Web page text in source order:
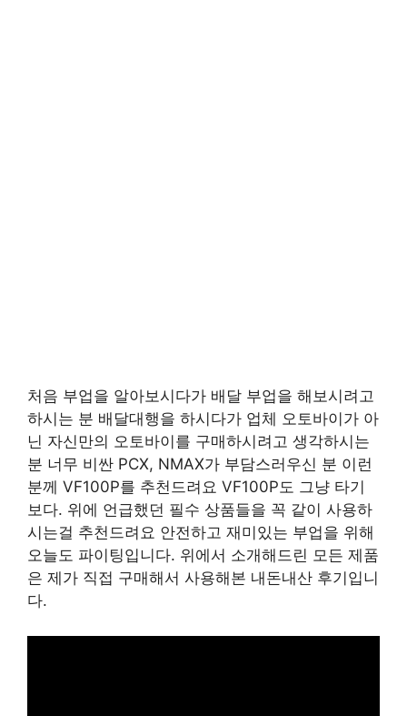
처음 부업을 알아보시다가 배달 부업을 해보시려고
하시는 분 배달대행을 하시다가 업체 오토바이가 아
닌 자신만의 오토바이를 구매하시려고 생각하시는
분 너무 비싼 PCX, NMAX가 부담스러우신 분 이런
분께 VF100P를 추천드려요 VF100P도 그냥 타기
보다. 위에 언급했던 필수 상품들을 꼭 같이 사용하
시는걸 추천드려요 안전하고 재미있는 부업을 위해
오늘도 파이팅입니다. 위에서 소개해드린 모든 제품
은 제가 직접 구매해서 사용해본 내돈내산 후기입니
다.